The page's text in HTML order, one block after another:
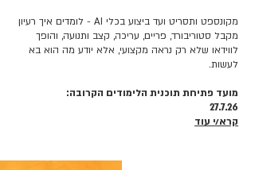
מקונספט ותסריט ועד ביצוע בכלי AI - לומדים איך רעיון
מקבל סטוריבורד, פריים, עריכה, קצב ותנועה, והופך
לווידאו שלא רק נראה מקצועי, אלא יודע מה הוא בא
לעשות.
מועד פתיחת תוכנית הלימודים הקרובה:
27.7.26
קרא/י עוד